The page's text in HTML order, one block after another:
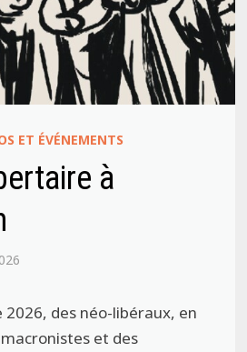
ET ÉVÉNEMENTS
à
2026, des néo-libéraux, en
et des